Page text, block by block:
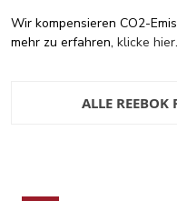
Wir kompensieren CO2-
mehr zu erfahren, klicke hier.
ALLE REEBOK